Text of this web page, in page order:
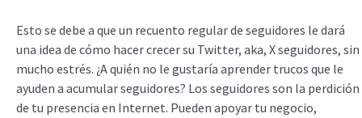
Esto se debe a que un recuento regular de seguidores le dará
una idea de cómo hacer crecer su Twitter, aka, X seguidores, sin
mucho estrés. ¿A quién no le gustaría aprender trucos que le
ayuden a acumular seguidores? Los seguidores son la perdición
de tu presencia en Internet. Pueden apoyar tu negocio,